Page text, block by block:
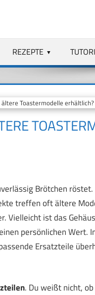
REZEPTE
Toastermodelle erhältlich?
Brötchen
treffen oft ältere
Vielleicht ist das
persönlichen Wert.
Ersatzteile
. Du weißt nicht,